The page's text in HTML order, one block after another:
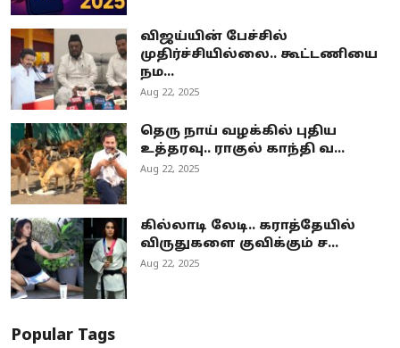
விஜய்யின் பேச்சில்
முதிர்ச்சியில்லை.. கூட்டணியை
நம...
Aug 22, 2025
தெரு நாய் வழக்கில் புதிய
உத்தரவு.. ராகுல் காந்தி வ...
Aug 22, 2025
கில்லாடி லேடி.. கராத்தேயில்
விருதுகளை குவிக்கும் ச...
Aug 22, 2025
Popular Tags